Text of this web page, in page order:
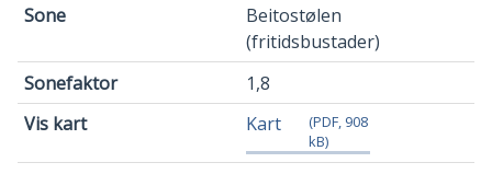
Sone
Vis kart
Beitostølen
(fritidsbustader)
1,8
Kart
(PDF, 908
kB)